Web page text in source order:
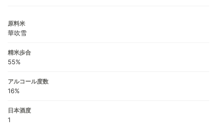
原料米
華吹雪
精米歩合
55%
アルコール度数
16%
日本酒度
1